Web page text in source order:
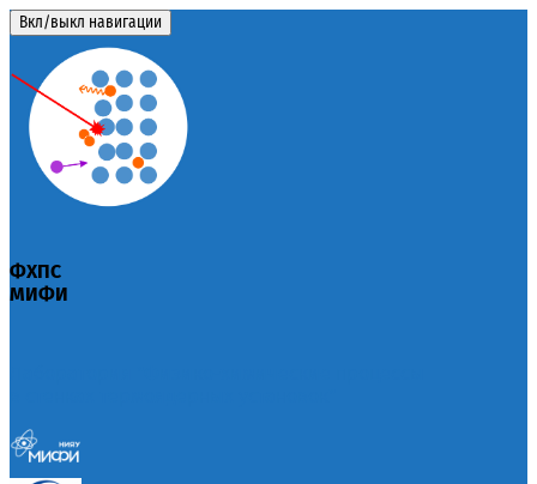
Вкл/выкл навигации
ФХПС
МИФИ